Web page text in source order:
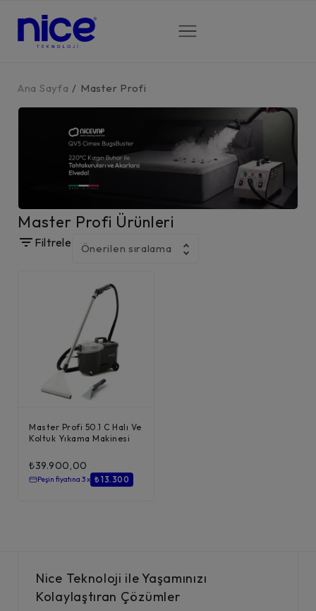
Ana Sayfa / Master Profi
Master Profi Ürünleri
Filtrele
Master Profi 50.1 C Halı Ve
Koltuk Yıkama Makinesi
₺39.900,00
Peşin fiyatına 3 x ₺ 13.300
Nice Teknoloji ile Yaşamınızı
Kolaylaştıran Çözümler